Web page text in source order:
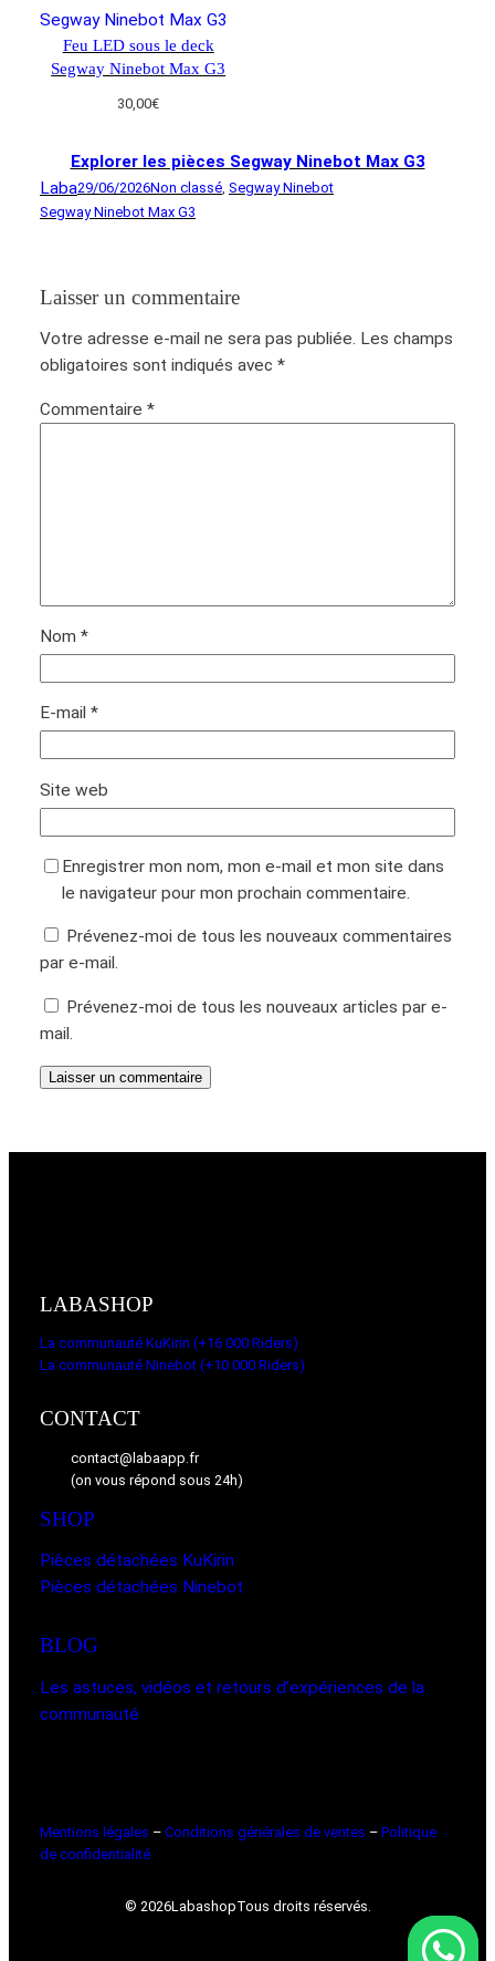
était : est :
Feu LED sous le deck
Segway Ninebot Max G3
30,00€
Explorer les pièces Segway Ninebot Max G3
Laba29/06/2026Non classé Segway Ninebot
Segway Ninebot Max G3
Laisser un commentaire
Votre adresse e-mail ne sera pas publiée. Les champs
obligatoires sont indiqués avec *
Commentaire *
Nom *
E-mail *
Site web
Enregistrer mon nom, mon e-mail et mon site dans
le navigateur pour mon prochain commentaire.
Prévenez-moi de tous les nouveaux commentaires
par e-mail.
Prévenez-moi de tous les nouveaux articles par e-
mail.
LABASHOP
La communauté KuKirin (+16 000 Riders)
La communauté Ninebot (+10 000 Riders)
CONTACT
contact@labaapp.fr
(on vous répond sous 24h)
SHOP
Pièces détachées KuKirin
Pièces détachées Ninebot
BLOG
Les astuces, vidéos et retours d’expériences de la
communauté
Mentions légales – Conditions générales de ventes – Politique
de confidentialité
© 2026LabashopTous droits réservés.